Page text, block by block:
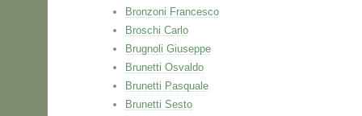
Bronzoni Francesco
Broschi Carlo
Brugnoli Giuseppe
Brunetti Osvaldo
Brunetti Pasquale
Brunetti Sesto